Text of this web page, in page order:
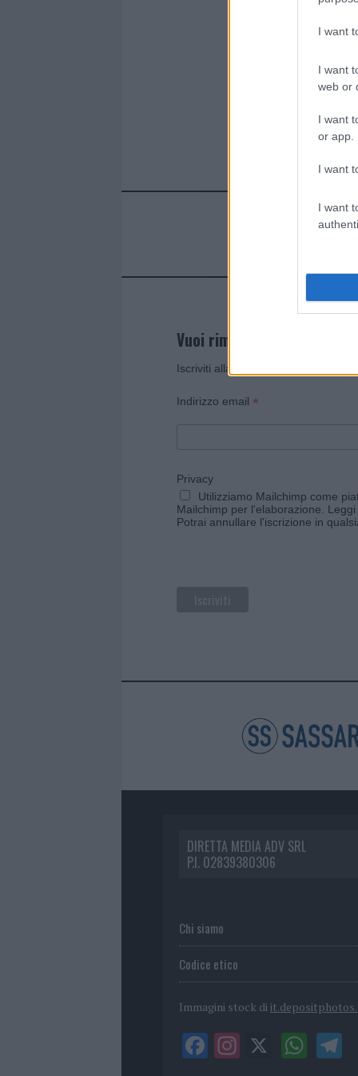
I want
I want
web or
I want
or app.
I want
I want
Vuoi rimanere sempre
Iscriviti alla newsletter di Gallura
Indirizzo email *
Privacy
Utilizziamo Mailchimp come
Mailchimp per l'elaborazione.
Potrai annullare l'iscrizione in
DIRETTA MEDIA ADV SRL
P.I. 02839380306
Chi siamo
Codice etico
Immagini stock di